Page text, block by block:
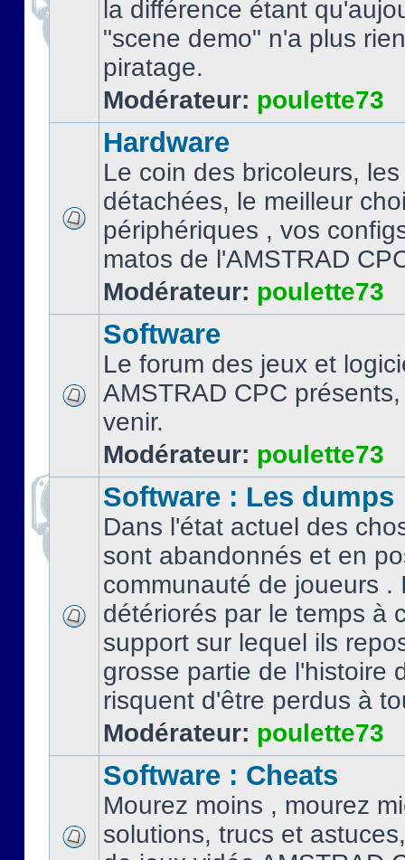
la différence étant
"scene demo" n'a plus
piratage.
Modérateur: poulette73
Hardware
Le coin des bricoleurs,
détachées, le meilleur
périphériques , vos
matos de l'AMSTRAD
Modérateur: poulette73
Software
Le forum des jeux et
AMSTRAD CPC
venir.
Modérateur: poulette73
Software : Les dumps
Dans l'état actuel des
sont abandonnés et en
communauté de joueurs .
détériorés par le temps à
support sur lequel ils
grosse partie de l'histoire
risquent d'être perdus à
Modérateur: poulette73
Software : Cheats
Mourez moins , mourez
solutions, trucs et